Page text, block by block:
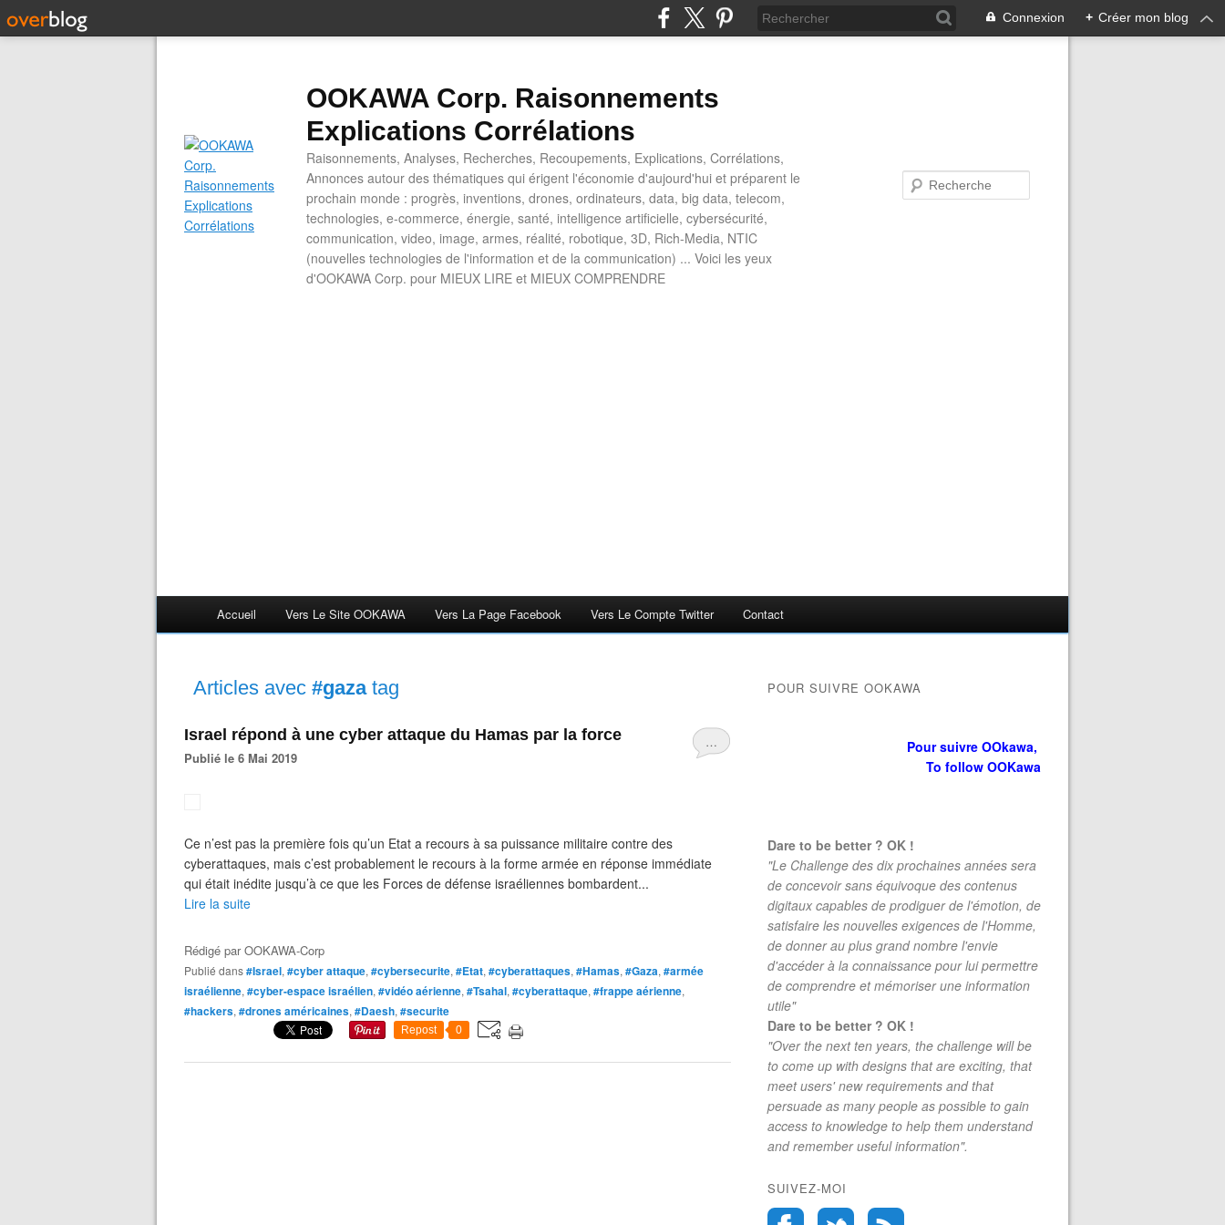
Connexion + Créer mon blog
OOKAWA Corp. Raisonnements
Explications Corrélations
Raisonnements, Analyses, Recherches, Recoupements, Explications, Corrélations,
Annonces autour des thématiques qui érigent l'économie d'aujourd'hui et préparent le
prochain monde : progrès, inventions, drones, ordinateurs, data, big data, telecom,
technologies, e-commerce, énergie, santé, intelligence artificielle, cybersécurité,
communication, video, image, armes, réalité, robotique, 3D, Rich-Media, NTIC
(nouvelles technologies de l'information et de la communication) ... Voici les yeux
d'OOKAWA Corp. pour MIEUX LIRE et MIEUX COMPRENDRE
Accueil Vers Le Site OOKAWA Vers La Page Facebook Vers Le Compte Twitter Contact
Articles avec #gazatag
…
Israel répond à une cyber attaque du Hamas par la force
Publié le 6 Mai 2019
Ce n’est pas la première fois qu’un Etat a recours à sa puissance militaire contre des
cyberattaques, mais c’est probablement le recours à la forme armée en réponse immédiate
qui était inédite jusqu’à ce que les Forces de défense israéliennes bombardent...
Lire la suite
Rédigé parOOKAWA-Corp
Publié dans#Israel, #cyber attaque, #cybersecurite, #Etat, #cyberattaques, #Hamas, #Gaza, #armée
israélienne, #cyber-espace israélien, #vidéo aérienne, #Tsahal, #cyberattaque, #frappe aérienne,
#hackers, #drones américaines, #Daesh, #securite
Repost 0
POUR SUIVRE OOKAWA
Pour suivre OOkawa,
To follow OOKawa
Dare to be better ? OK !
"Le Challenge des dix prochaines années sera
de concevoir sans équivoque des contenus
digitaux capables de prodiguer de l'émotion, de
satisfaire les nouvelles exigences de l'Homme,
de donner au plus grand nombre l'envie
d'accéder à la connaissance pour lui permettre
de comprendre et mémoriser une information
utile"
Dare to be better ? OK !
"Over the next ten years, the challenge will be
to come up with designs that are exciting, that
meet users' new requirements and that
persuade as many people as possible to gain
access to knowledge to help them understand
and remember useful information".
SUIVEZ-MOI